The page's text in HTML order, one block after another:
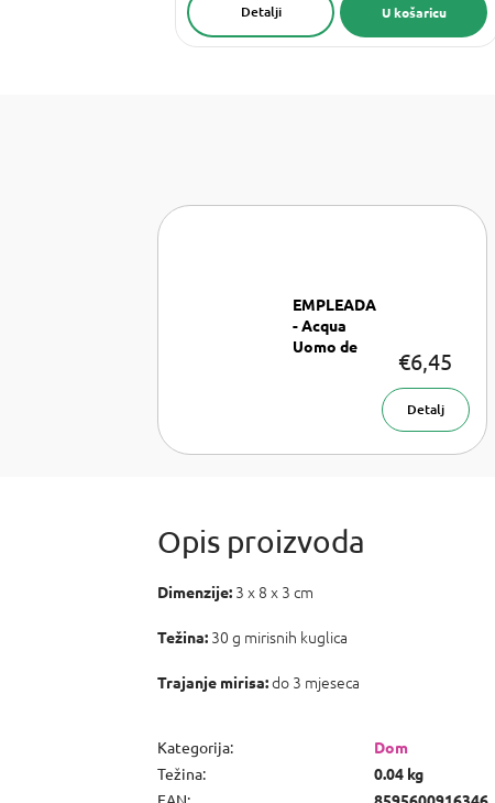
U košaricu
Detalji
EMPLEADA
- Acqua
Uomo de
€6,45
Detalj
Dimenzije: 3 x 8 x 3 cm
Težina: 30 g mirisnih kuglica
Trajanje mirisa:do 3 mjeseca
Kategorija:
Dom
Težina:
0.04 kg